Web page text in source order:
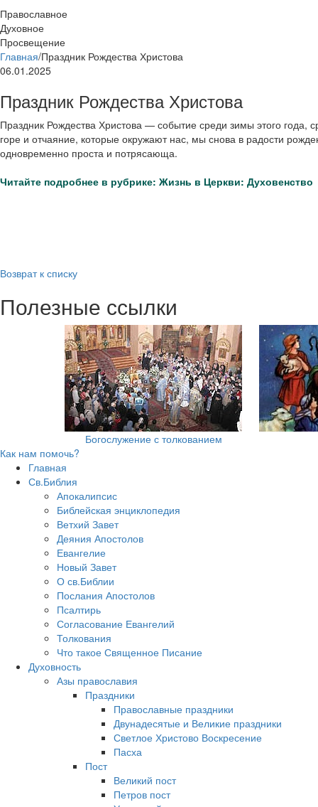
Православное
Духовное
Просвещение
Главная/Праздник Рождества Христова
06.01.2025
Праздник Рождества Христова
Праздник Рождества Христова — событие среди зимы этого года,
горе и отчаяние, которые окружают нас, мы снова в радости
одновременно проста и потрясающа.
Читайте подробнее в рубрике: Жизнь в Церкви: Духовенство
Возврат к списку
Полезные ссылки
Богослужение с толкованием
Как нам помочь?
Главная
Св.Библия
Апокалипсис
Библейская энциклопедия
Ветхий Завет
Деяния Апостолов
Евангелие
Новый Завет
О св.Библии
Послания Апостолов
Псалтирь
Согласование Евангелий
Толкования
Что такое Священное Писание
Духовность
Азы православия
Праздники
Православные праздники
Двунадесятые и Великие праздники
Светлое Христово Воскресение
Пасха
Пост
Великий пост
Петров пост